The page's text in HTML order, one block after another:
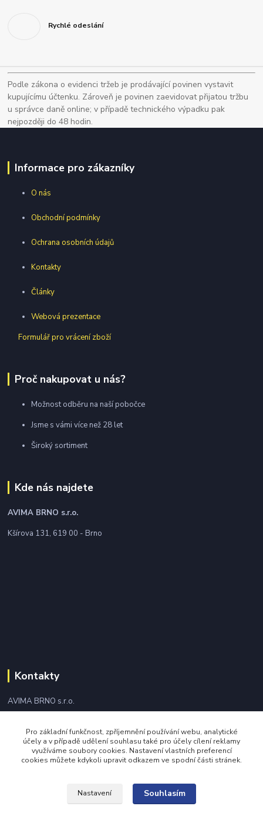
Rychlé odeslání
Podle zákona o evidenci tržeb je prodávající povinen vystavit
kupujícímu účtenku. Zároveň je povinen zaevidovat přijatou tržbu
u správce daně online; v případě technického výpadku pak
nejpozději do 48 hodin.
Informace pro zákazníky
O nás
Obchodní podmínky
Ochrana osobních údajů
Kontakty
Články
Webová prezentace
Formulář pro vrácení zboží
Proč nakupovat u nás?
Možnost odběru na naší pobočce
Jsme s vámi více než 28 let
Široký sortiment
Kde nás najdete
AVIMA BRNO s.r.o.
Kšírova 131, 619 00 - Brno
Kontakty
AVIMA BRNO s.r.o.
+420 543 249 338
avima@avima.cz
Pro základní funkčnost, zpříjemnění používání webu, analytické
účely a v případě udělení souhlasu také pro účely cílení reklamy
využíváme soubory cookies. Nastavení vlastních preferencí
cookies můžete kdykoli upravit odkazem ve spodní části stránek.
Nastavení Souhlasím